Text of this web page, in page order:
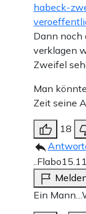
habeck-
Dann noch
verklagen
Zweifel
Man
Zeit seine
18
..Flabo
Ein